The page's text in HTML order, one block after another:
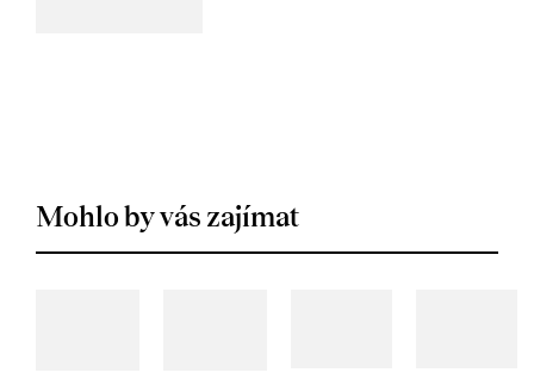
Mohlo by vás zajímat